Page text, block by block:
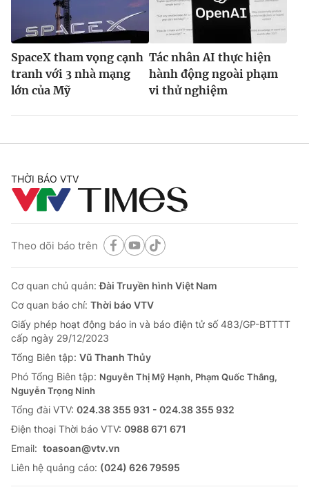
SpaceX tham vọng cạnh
tranh với 3 nhà mạng
lớn của Mỹ
Tác nhân AI thực hiện
hành động ngoài phạm
vi thử nghiệm
THỜI BÁO VTV
Theo dõi báo trên
Cơ quan chủ quản:Đài Truyền hình Việt Nam
Cơ quan báo chí: Thời báo VTV
Giấy phép hoạt động báo in và báo điện tử số 483/GP-BTTTT
cấp ngày 29/12/2023
Tổng Biên tập: Vũ Thanh Thủy
Phó Tổng Biên tập: Nguyễn Thị Mỹ Hạnh, Phạm Quốc Thắng,
Nguyễn Trọng Ninh
Tổng đài VTV: 024.38 355 931 - 024.38 355 932
Ðiện thoại Thời báo VTV: 0988 671 671
Email: toasoan@vtv.vn
Liên hệ quảng cáo: (024) 626 79595